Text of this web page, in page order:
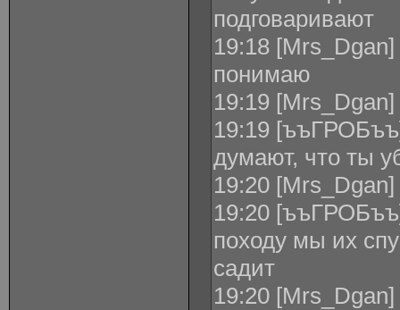
подговаривают
19:18
понимаю
19:19
19:19
думают, что ты
19:20
19:20
походу мы их
садит
19:20